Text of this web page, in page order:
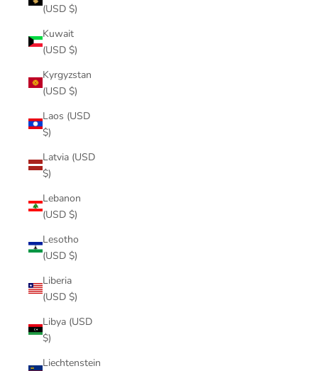
(USD $)
Kuwait
(USD $)
Kyrgyzstan
(USD $)
Laos (USD
$)
Latvia (USD
$)
Lebanon
(USD $)
Lesotho
(USD $)
Liberia
(USD $)
Libya (USD
$)
Liechtenstein